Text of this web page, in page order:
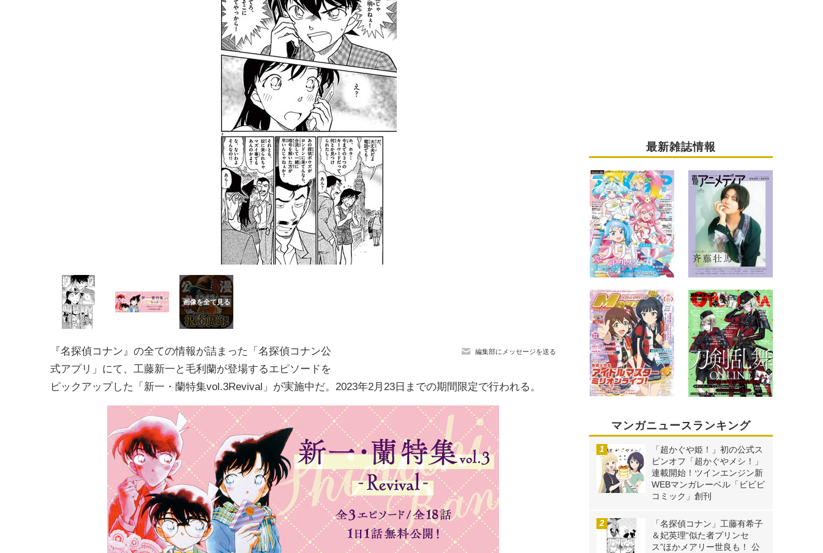
編集部にメッセージを送る
『名探偵コナン』の全ての情報が詰まった「名探偵コナン公
式アプリ」にて、工藤新一と毛利蘭が登場するエピソードを
ピックアップした「新一・蘭特集vol.3Revival」が実施中だ。2023年2月23日までの期間限定で行われる。
最新雑誌情報
マンガニュースランキング
「超かぐや姫！」初の公式ス
ピンオフ「超かぐやメシ！」
連載開始！ツインエンジン新
WEBマンガレーベル「ビビビ
コミック」創刊
「名探偵コナン」工藤有希子
＆妃英理“似た者プリンセ
ス”ほかメアリー世良も！ 公